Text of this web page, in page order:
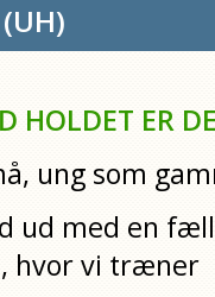
(UH)
HOLDET ER
ung som
ud med en
hvor vi træner